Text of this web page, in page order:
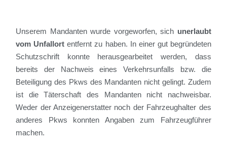
Unserem Mandanten wurde vorgeworfen, sich unerlaubt
vom Unfallort entfernt zu haben. In einer gut begründeten
Schutzschrift konnte herausgearbeitet werden, dass
bereits der Nachweis eines Verkehrsunfalls bzw. die
Beteiligung des Pkws des Mandanten nicht gelingt. Zudem
ist die Täterschaft des Mandanten nicht nachweisbar.
Weder der Anzeigenerstatter noch der Fahrzeughalter des
anderes Pkws konnten Angaben zum Fahrzeugführer
machen.